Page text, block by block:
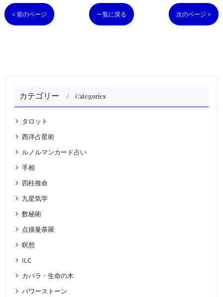
< 前のページ 一覧に戻る 次のページ >
カテゴリー Categories
タロット
西洋占星術
ルノルマンカード占い
手相
四柱推命
九星気学
数秘術
点描曼荼羅
瞑想
ILC
カバラ・生命の木
パワーストーン